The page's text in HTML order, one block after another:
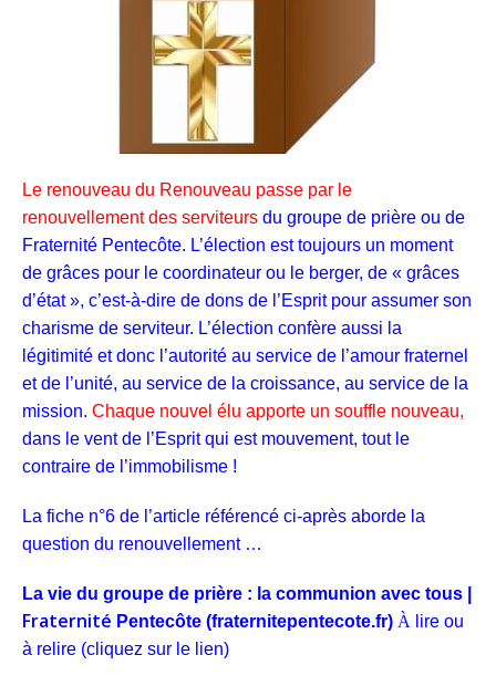
Le renouveau du Renouveau passe par le
renouvellement des serviteurs du groupe de prière ou de
Fraternité Pentecôte. L’élection est toujours un moment
de grâces pour le coordinateur ou le berger, de « grâces
d’état », c’est-à-dire de dons de l’Esprit pour assumer son
charisme de serviteur. L’élection confère aussi la
légitimité et donc l’autorité au service de l’amour fraternel
et de l’unité, au service de la croissance, au service de la
mission. Chaque nouvel élu apporte un souffle nouveau,
dans le vent de l’Esprit qui est mouvement, tout le
contraire de l’immobilisme !
La fiche n°6 de l’article référencé ci-après aborde la
question du renouvellement …
La vie du groupe de prière : la communion avec tous |
Fraternité Pentecôte (fraternitepentecote.fr) À
lire ou
à relire (cliquez sur le lien)